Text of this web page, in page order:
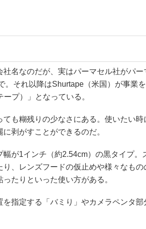
名なのだが、実はパーマセル社がパー
。それ以降はShurtape（米国）が事業
プ）」となっている。
も糊残りの少なさにある。使いたい時
剥がすことができるのだ。
が1インチ（約2.54cm）の黒タイプ。
、レンズフードの仮止めや様々なもの
たりといった使い方がある。
指定する「バミり」やカメラペンタ部